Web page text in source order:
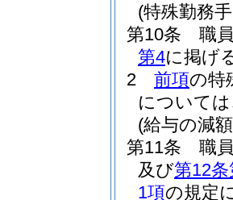
(特殊勤務
第10条
職
第4に掲げ
2
前項の特
について
(給与の減
第11条
職
及び第12
1項の規定